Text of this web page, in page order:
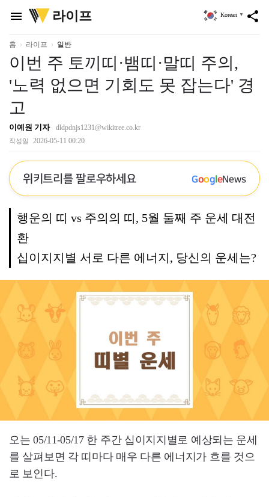
menu
위
키
리
라이프 share
Korean ▼
홈 라이프 일반
이번 주 토끼띠·뱀띠·말띠 주의,
'노력 없으면 기회도 못 잡는다' 경
고
이예원 기자 dldpdnjs1231@wikitree.co.kr
작성일 2026-05-11 00:20
위키트리를 팔로우하세요 GoogleNews
행운의 띠 vs 주의의 띠, 5월 둘째 주 운세 대전
환
십이지지별 서로 다른 에너지, 당신의 운세는?
오는 05/11-05/17 한 주간 십이지지별로 예상되는 운세
를 살펴보면 각 띠마다 매우 다른 에너지가 흐를 것으
로 보인다.